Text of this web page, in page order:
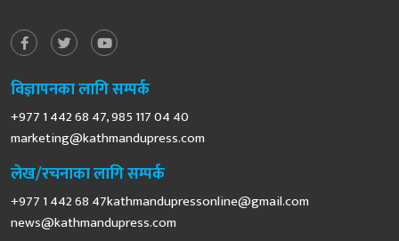
विज्ञापनका लागि सम्पर्क
+977 1 442 68 47, 985 117 04 40
marketing@kathmandupress.com
लेख/रचनाका लागि सम्पर्क
+977 1 442 68 47kathmandupressonline@gmail.com
news@kathmandupress.com